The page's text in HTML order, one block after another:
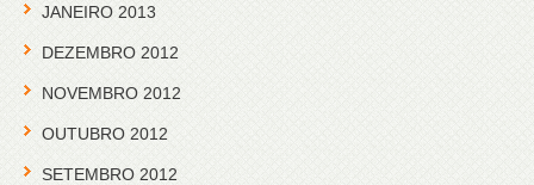
JANEIRO 2013
DEZEMBRO 2012
NOVEMBRO 2012
OUTUBRO 2012
SETEMBRO 2012